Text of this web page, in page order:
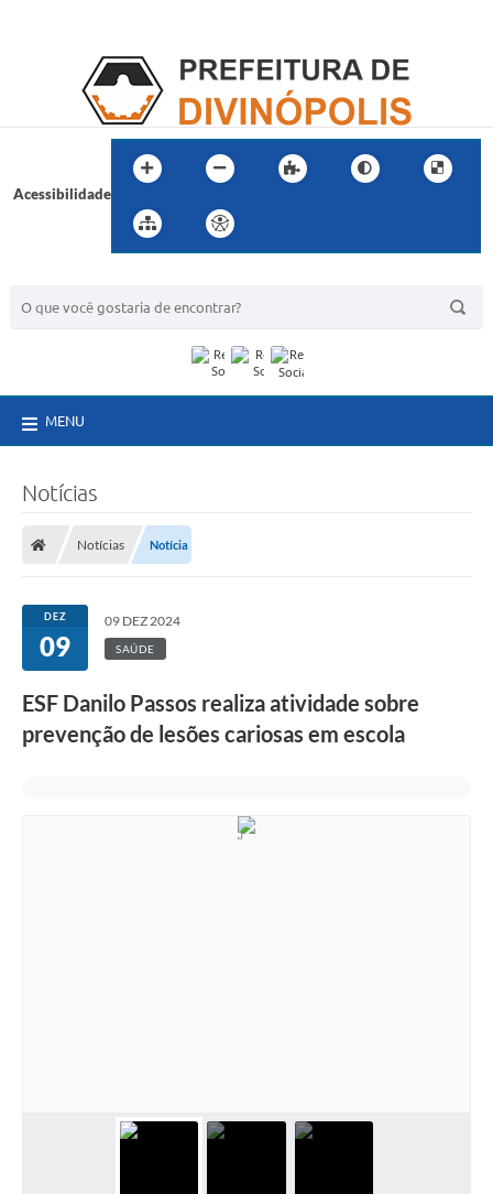
Acessibilidade
MENU
Notícias
Notícias Notícia
DEZ
09
09 DEZ 2024
SAÚDE
ESF Danilo Passos realiza atividade sobre
prevenção de lesões cariosas em escola